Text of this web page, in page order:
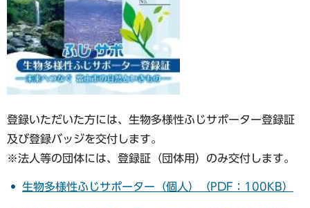
登録いただいた方には、生物多様性ふじサポーター登録証
及び登録バッジを交付します。
※法人等の団体には、登録証（団体用）のみ交付します。
生物多様性ふじサポーター（個人）（PDF：100KB）